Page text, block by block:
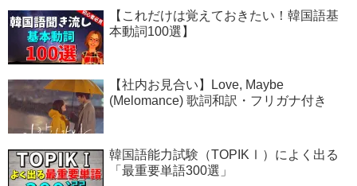
【これだけは覚えておきたい！韓国語基
本動詞100選】
【社内お見合い】Love, Maybe
(Melomance) 歌詞和訳・フリガナ付き
韓国語能力試験（TOPIKⅠ）によく出る
「最重要単語300選」